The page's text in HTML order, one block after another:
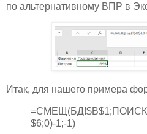
по альтернативному ВПР в
Итак, для нашего примера
$6;0)-1;-1)